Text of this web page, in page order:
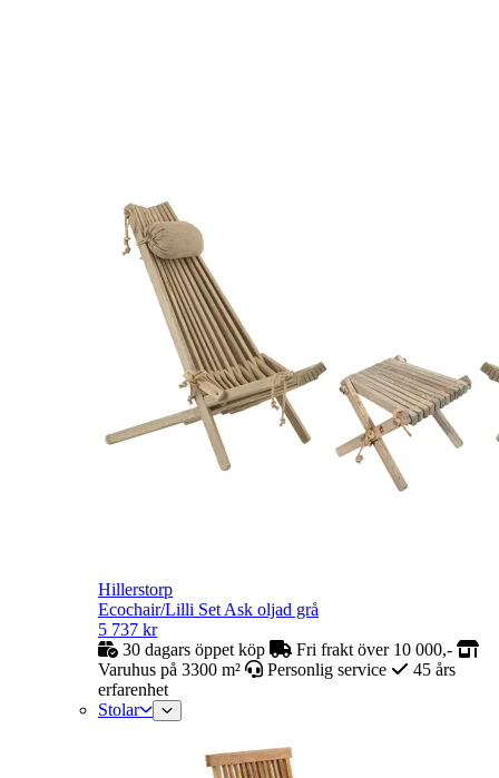
Hillerstorp
Ecochair/Lilli Set Ask oljad grå
5 737 kr
30 dagars öppet köp
Fri frakt över 10 000,-
Varuhus på 3300 m²
Personlig service
45 års
erfarenhet
Stolar